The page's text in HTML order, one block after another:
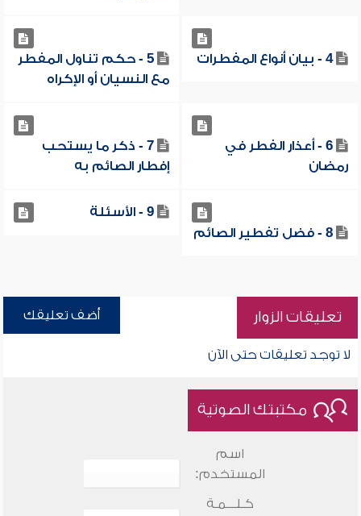
4 - بيان أنواع المفطرات
5 - حكم تناول المفطر
مع النسيان أو الإكراه
6 - أعذار الفطر في
رمضان
7 - ذكر ما يستحب
إفطار الصائم به
8 - فضل تفطير الصائم
9 - الأسئلة
تعليقات الزوار أضف تعليقك
لا توجد تعليقات حتى الآن
مكتبتك الصوتية
اسم
المستخدم:
كـلـــمـة